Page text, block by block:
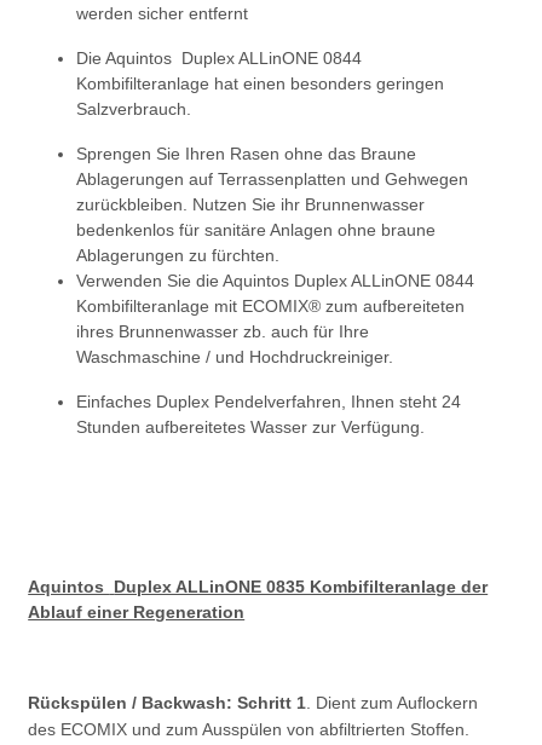
werden sicher entfernt
Die Aquintos Duplex ALLinONE 0844
Kombifilteranlage hat einen besonders geringen
Salzverbrauch.
Sprengen Sie Ihren Rasen ohne das Braune
Ablagerungen auf Terrassenplatten und Gehwegen
zurückbleiben. Nutzen Sie ihr Brunnenwasser
bedenkenlos für sanitäre Anlagen ohne braune
Ablagerungen zu fürchten.
Verwenden Sie die Aquintos Duplex ALLinONE 0844
Kombifilteranlage mit ECOMIX® zum aufbereiteten
ihres Brunnenwasser zb. auch für Ihre
Waschmaschine / und Hochdruckreiniger.
Einfaches Duplex Pendelverfahren, Ihnen steht 24
Stunden aufbereitetes Wasser zur Verfügung.
Aquintos
Duplex ALLinONE 0835 Kombifilteranlage der
Ablauf einer Regeneration
Rückspülen / Backwash: Schritt 1 . Dient zum Auflockern
des ECOMIX und zum Ausspülen von abfiltrierten Stoffen.